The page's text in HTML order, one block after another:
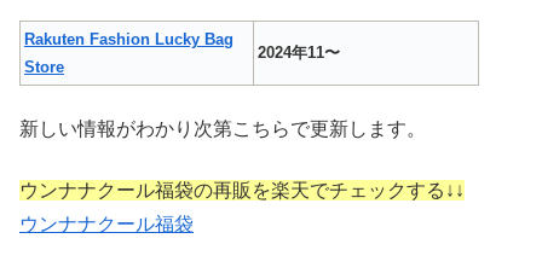
Rakuten Fashion Lucky Bag
Store
2024年11〜
新しい情報がわかり次第こちらで更新します。
ウンナナクール福袋の再販を楽天でチェックする↓↓
ウンナナクール福袋